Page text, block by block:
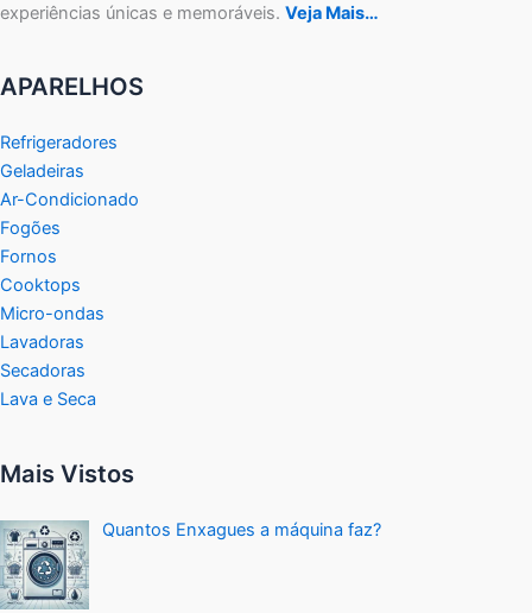
experiências únicas e memoráveis. Veja Mais…
APARELHOS
Refrigeradores
Geladeiras
Ar-Condicionado
Fogões
Fornos
Cooktops
Micro-ondas
Lavadoras
Secadoras
Lava e Seca
Mais Vistos
Quantos Enxagues a máquina faz?